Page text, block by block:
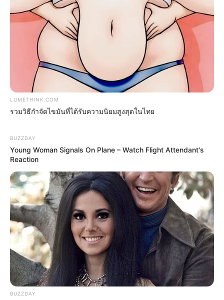
2025’s Most Impactful Celebrity Farewells
BRAINBERRIES
See The Incredible Physical Transformations Of
These Stars
BRAINBERRIES
LUMETHINK.COM
รวมวิธีกำจัดไขมันที่ได้รับความนิยมสูงสุดในไทย
BUZZDAY
Young Woman Signals On Plane – Watch Flight Attendant's
Reaction
BUZZDAY